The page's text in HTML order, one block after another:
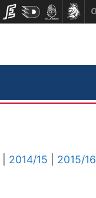
2014/15 2015/16